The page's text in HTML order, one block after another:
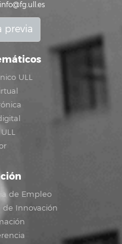
info@fg.ull.es
previa
ULL
de Empleo
de Innovación